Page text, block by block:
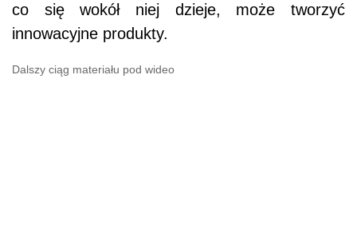
co się wokół niej dzieje, może tworzyć
innowacyjne produkty.
Dalszy ciąg materiału pod wideo